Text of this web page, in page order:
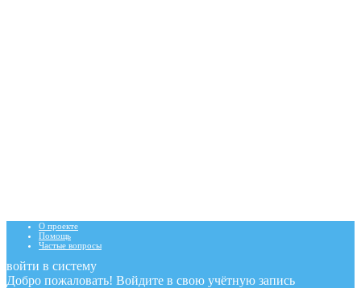
О проекте
Помощь
Частые вопросы
войти в систему
Добро пожаловать! Войдите в свою учётную запись